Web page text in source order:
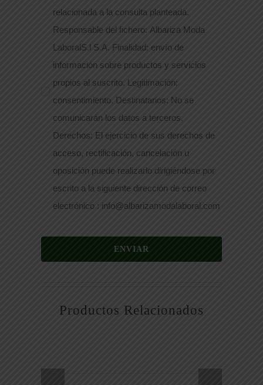
relacionada a la consulta planteada.
Responsable del fichero: Albariza Moda
LaboralS.l S.A. Finalidad: envío de
información sobre productos y servicios
propios al suscrito. Legitimación:
consentimiento. Destinatarios: No se
comunicarán los datos a terceros.
Derechos: El ejercicio de sus derechos de
acceso, rectificación, cancelación u
oposición puede realizarlo dirigiéndose por
escrito a la siguiente dirección de correo
electrónico : info@albarizamodalaboral.com
ENVIAR
Productos Relacionados